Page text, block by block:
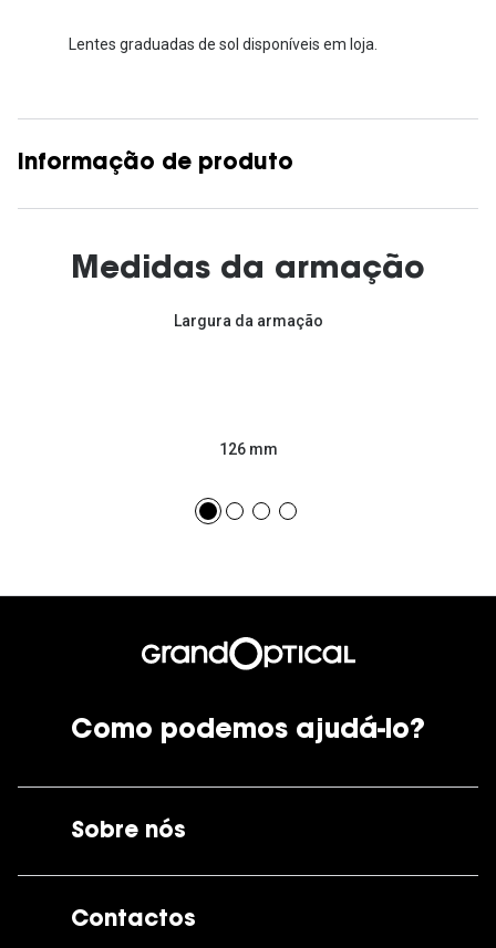
Lentes graduadas de sol disponíveis em loja.
Informação de produto
Medidas da armação
Largura da armação
126 mm
Como podemos ajudá-lo?
Sobre nós
Contactos